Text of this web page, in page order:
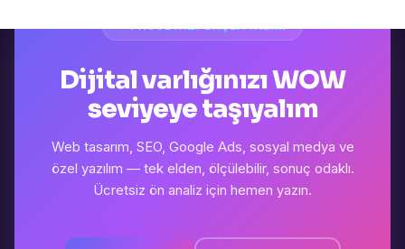
Dijital varlığınızı WOW
seviyeye taşıyalım
Web tasarım, SEO, Google Ads, sosyal medya ve
özel yazılım — tek elden, ölçülebilir, sonuç odaklı.
Ücretsiz ön analiz için hemen yazın.